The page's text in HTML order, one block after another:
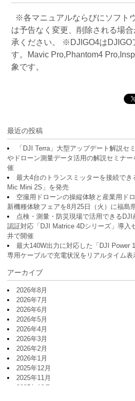
※各マニュアルならびにソフト
は予告なく変更、削除される場
承ください。 ※DJIGO4はDJIGO
す。Mavic Pro,Phantom4
象です。
最近の投稿
「DJI Terra」大型アップデート解説セ
やドローン測量データ活用の解説セミナ
催
最大4台のトランスミッターを接続でき
Mic Mini 2S」を発売
空撮用ドローンの操縦体験と産業用ド
新機種体験フェアを8月25日（火）に福島
点検・測量・防災現場で活用できる
認証対応「DJI Matrice 4Dシリーズ」導入
井で開催
最大140W出力に対応した「DJI Power
専用ケーブルで充電状況をリアルタイム表
アーカイブ
2026年8月
2026年7月
2026年6月
2026年5月
2026年4月
2026年3月
2026年2月
2026年1月
2025年12月
2025年11月
2025年10月